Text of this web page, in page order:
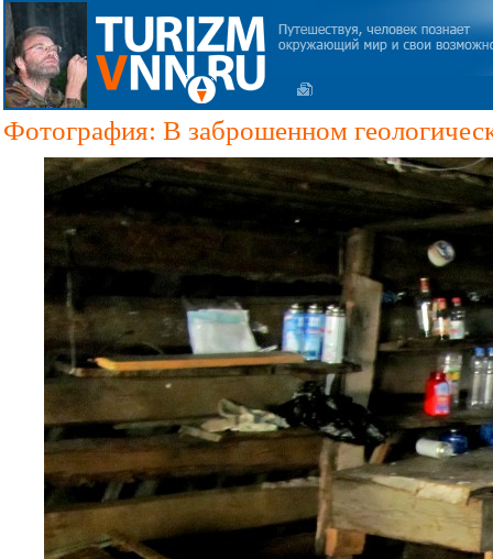
Фотография: В заброшенном